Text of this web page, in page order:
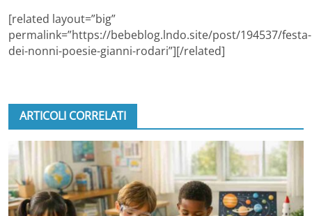
[related layout=”big”
permalink=”https://bebeblog.lndo.site/post/194537/festa-
dei-nonni-poesie-gianni-rodari”][/related]
ARTICOLI CORRELATI